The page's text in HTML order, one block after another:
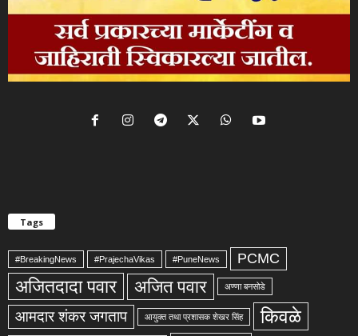
Tags
#BreakingNews #PrajechaVikas #PuneNews PCMC
अजितदादा पवार अजित पवार अण्णा बनसोडे
आमदार शंकर जगताप आयुक्त तथा प्रशासक शेखर सिंह किवळे